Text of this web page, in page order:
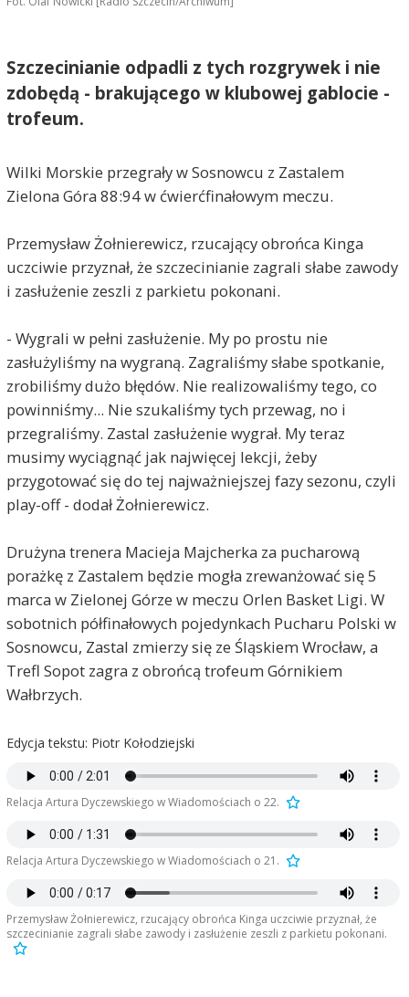
Szczecinianie odpadli z tych rozgrywek i nie
zdobędą - brakującego w klubowej gablocie -
trofeum.
Wilki Morskie przegrały w Sosnowcu z Zastalem
Zielona Góra 88:94 w ćwierćfinałowym meczu.
Przemysław Żołnierewicz, rzucający obrońca Kinga
uczciwie przyznał, że szczecinianie zagrali słabe zawody
i zasłużenie zeszli z parkietu pokonani.
- Wygrali w pełni zasłużenie. My po prostu nie
zasłużyliśmy na wygraną. Zagraliśmy słabe spotkanie,
zrobiliśmy dużo błędów. Nie realizowaliśmy tego, co
powinniśmy... Nie szukaliśmy tych przewag, no i
przegraliśmy. Zastal zasłużenie wygrał. My teraz
musimy wyciągnąć jak najwięcej lekcji, żeby
przygotować się do tej najważniejszej fazy sezonu, czyli
play-off - dodał Żołnierewicz.
Drużyna trenera Macieja Majcherka za pucharową
porażkę z Zastalem będzie mogła zrewanżować się 5
marca w Zielonej Górze w meczu Orlen Basket Ligi. W
sobotnich półfinałowych pojedynkach Pucharu Polski w
Sosnowcu, Zastal zmierzy się ze Śląskiem Wrocław, a
Trefl Sopot zagra z obrońcą trofeum Górnikiem
Wałbrzych.
Edycja tekstu: Piotr Kołodziejski
Relacja Artura Dyczewskiego w Wiadomościach o 22.
Relacja Artura Dyczewskiego w Wiadomościach o 21.
Przemysław Żołnierewicz, rzucający obrońca Kinga uczciwie przyznał, że
szczecinianie zagrali słabe zawody i zasłużenie zeszli z parkietu pokonani.